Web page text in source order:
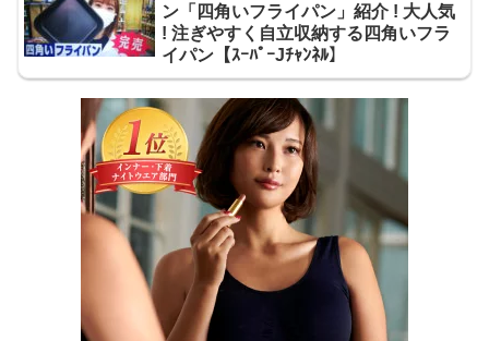
ン「四角いフライパン」紹介 ! 大人気
! 注ぎやすく自立収納する四角いフラ
イパン【ｽｰﾊﾟｰJﾁｬﾝﾈﾙ】